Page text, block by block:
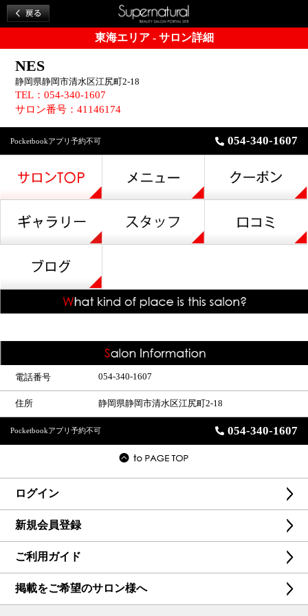
東海エリア - サロン詳細
NES
静岡県静岡市清水区江尻町2-18
TEL：054-340-1607
サロン番号：41146174
Pocketbookアプリ予約不可 054-340-1607
電話番号 054-340-1607
住所 静岡県静岡市清水区江尻町2-18
Pocketbookアプリ予約不可 054-340-1607
ログイン
新規会員登録
ご利用ガイド
掲載をご希望のサロン様へ